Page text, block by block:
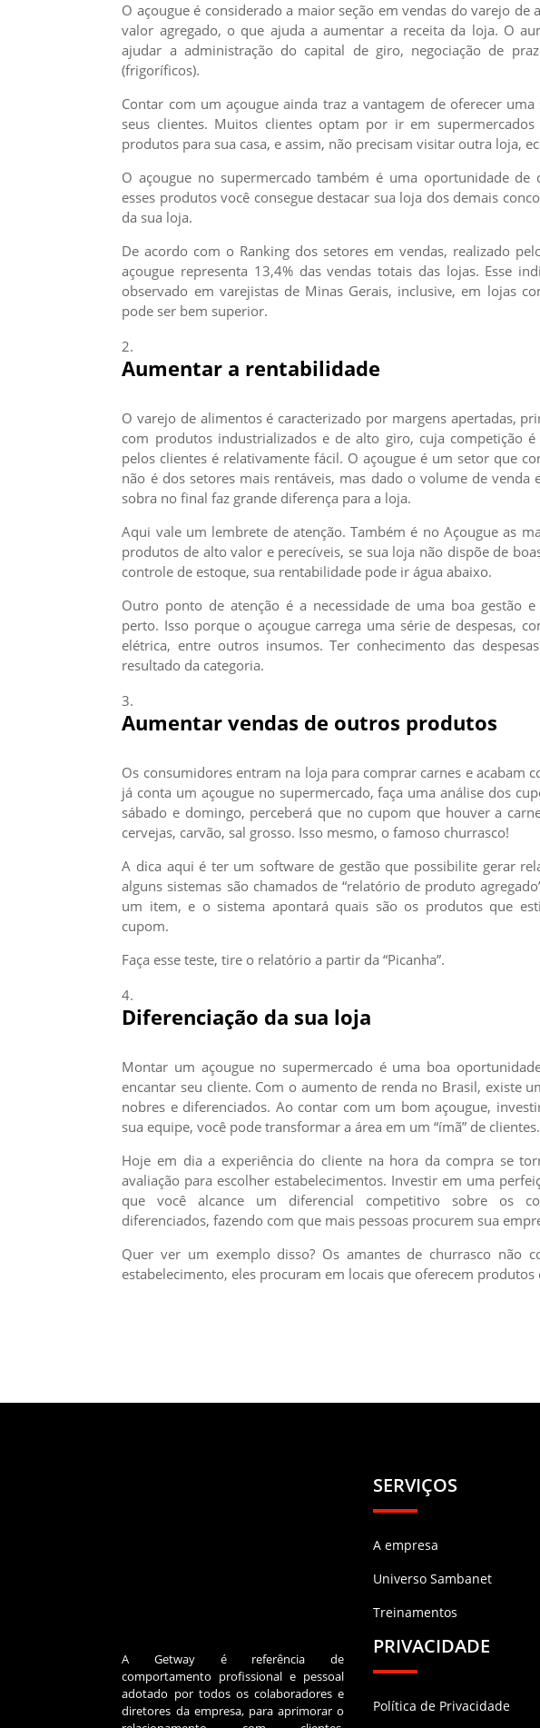
O açougue é considerado a maior seção em vendas do varejo
valor agregado, o que ajuda a aumentar a receita da loja. O
ajudar a administração do capital de giro, negociação de
(frigoríficos).
Contar com um açougue ainda traz a vantagem de oferecer
seus clientes. Muitos clientes optam por ir em
produtos para sua casa, e assim, não precisam visitar outra loja,
O açougue no supermercado também é uma oportunidade de
esses produtos você consegue destacar sua loja dos demais
da sua loja.
De acordo com o Ranking dos setores em vendas, realizado
açougue representa 13,4% das vendas totais das lojas. Esse
observado em varejistas de Minas Gerais, inclusive, em lojas
pode ser bem superior.
Aumentar a rentabilidade
O varejo de alimentos é caracterizado por margens apertadas,
com produtos industrializados e de alto giro, cuja competição
pelos clientes é relativamente fácil. O açougue é um setor que
não é dos setores mais rentáveis, mas dado o volume de
sobra no final faz grande diferença para a loja.
Aqui vale um lembrete de atenção. Também é no Açougue as
produtos de alto valor e perecíveis, se sua loja não dispõe de
controle de estoque, sua rentabilidade pode ir água abaixo.
Outro ponto de atenção é a necessidade de uma boa gestão
perto. Isso porque o açougue carrega uma série de despesas,
elétrica, entre outros insumos. Ter conhecimento das
resultado da categoria.
Aumentar vendas de outros produtos
Os consumidores entram na loja para comprar carnes e acabam
já conta um açougue no supermercado, faça uma análise dos
sábado e domingo, perceberá que no cupom que houver a
cervejas, carvão, sal grosso. Isso mesmo, o famoso churrasco!
A dica aqui é ter um software de gestão que possibilite gerar
alguns sistemas são chamados de “relatório de produto
um item, e o sistema apontará quais são os produtos que
cupom.
Faça esse teste, tire o relatório a partir da “Picanha”.
Diferenciação da sua loja
Montar um açougue no supermercado é uma boa
encantar seu cliente. Com o aumento de renda no Brasil, existe
nobres e diferenciados. Ao contar com um bom açougue,
sua equipe, você pode transformar a área em um “ímã” de clientes.
Hoje em dia a experiência do cliente na hora da compra se
avaliação para escolher estabelecimentos. Investir em uma
que você alcance um diferencial competitivo sobre os
diferenciados, fazendo com que mais pessoas procurem sua
Quer ver um exemplo disso? Os amantes de churrasco não
estabelecimento, eles procuram em locais que oferecem
A Getway é referência de
comportamento profissional e pessoal
adotado por todos os colaboradores e
diretores da empresa, para aprimorar o
SERVIÇOS
A empresa
Universo Sambanet
Treinamentos
PRIVACIDADE
Política de Privacidade